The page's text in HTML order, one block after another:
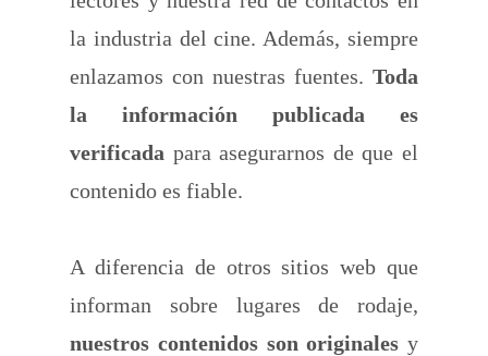
la industria del cine. Además, siempre
enlazamos con nuestras fuentes. Toda
la información publicada es
verificada para asegurarnos de que el
contenido es fiable.
A diferencia de otros sitios web que
informan sobre lugares de rodaje,
nuestros contenidos son originales y